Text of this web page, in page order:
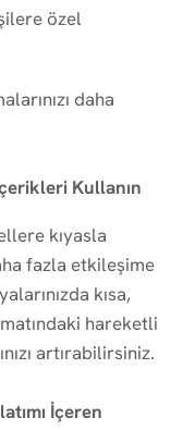
özel
daha
Kullanın
kıyasla
fazla etkileşime
kısa,
hareketli
artırabilirsiniz.
İçeren